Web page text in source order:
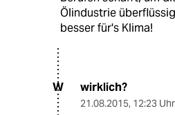
Ölindustrie
besser für's Klima!
W wirklich?
21.08.2015, 12:23 Uhr